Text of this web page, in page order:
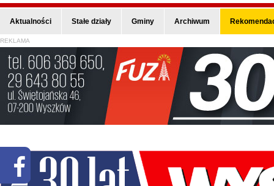
Aktualności Stałe działy Gminy Archiwum
REKLAMA